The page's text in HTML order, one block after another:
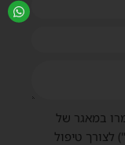
במאגר של
טיפול